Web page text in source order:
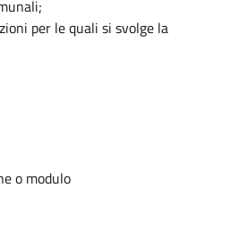
per le quali si svolge la
o modulo